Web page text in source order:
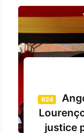
R24
justice